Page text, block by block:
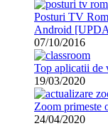
Posturi TV
Android
07/10/2016
Top aplicatii de
19/03/2020
Zoom primeste
24/04/2020